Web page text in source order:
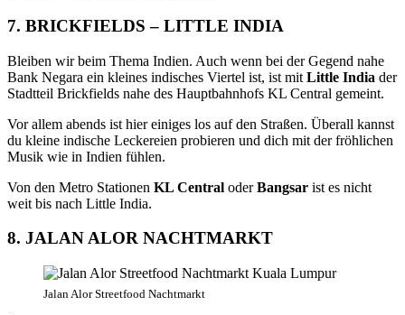
7. BRICKFIELDS – LITTLE INDIA
Bleiben wir beim Thema Indien. Auch wenn bei der Gegend nahe
Bank Negara ein kleines indisches Viertel ist, ist mit Little India der
Stadtteil Brickfields nahe des Hauptbahnhofs KL Central gemeint.
Vor allem abends ist hier einiges los auf den Straßen. Überall kannst
du kleine indische Leckereien probieren und dich mit der fröhlichen
Musik wie in Indien fühlen.
Von den Metro Stationen KL Central oderBangsar ist es nicht
weit bis nach Little India.
8. JALAN ALOR NACHTMARKT
Jalan Alor Streetfood Nachtmarkt